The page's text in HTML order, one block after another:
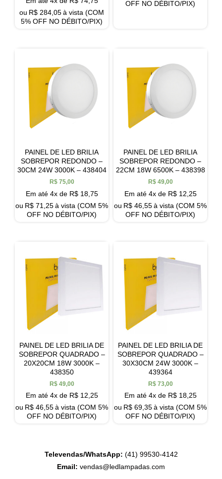
ou R$ 284,05à vista (COM
5% OFF NO DÉBITO/PIX)
OFF NO DÉBITO/PIX)
PAINEL DE LED BRILIA
SOBREPOR REDONDO –
30CM 24W 3000K – 438404
R$75,00
Em até 4x de R$18,75
ou R$ 71,25à vista (COM 5%
OFF NO DÉBITO/PIX)
PAINEL DE LED BRILIA
SOBREPOR REDONDO –
22CM 18W 6500K – 438398
R$49,00
Em até 4x de R$12,25
ou R$ 46,55à vista (COM 5%
OFF NO DÉBITO/PIX)
PAINEL DE LED BRILIA DE
SOBREPOR QUADRADO –
20X20CM 18W 3000K –
438350
R$49,00
Em até 4x de R$12,25
ou R$ 46,55à vista (COM 5%
OFF NO DÉBITO/PIX)
PAINEL DE LED BRILIA DE
SOBREPOR QUADRADO –
30X30CM 24W 3000K –
439364
R$73,00
Em até 4x de R$18,25
ou R$ 69,35à vista (COM 5%
OFF NO DÉBITO/PIX)
Televendas/WhatsApp: (41) 99530-4142
Email: vendas@ledlampadas.com